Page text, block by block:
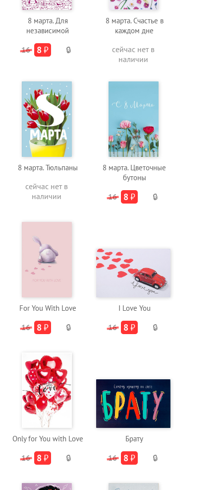
8 марта. Для
независимой
16 8 ₽ 🔒
8 марта. Счастье в
каждом дне
сейчас нет в
наличии
8 марта. Тюльпаны
сейчас нет в
наличии
8 марта. Цветочные
бутоны
16 8 ₽ 🔒
For You With Love
16 8 ₽ 🔒
I Love You
16 8 ₽ 🔒
Only for You with Love
16 8 ₽ 🔒
Брату
16 8 ₽ 🔒